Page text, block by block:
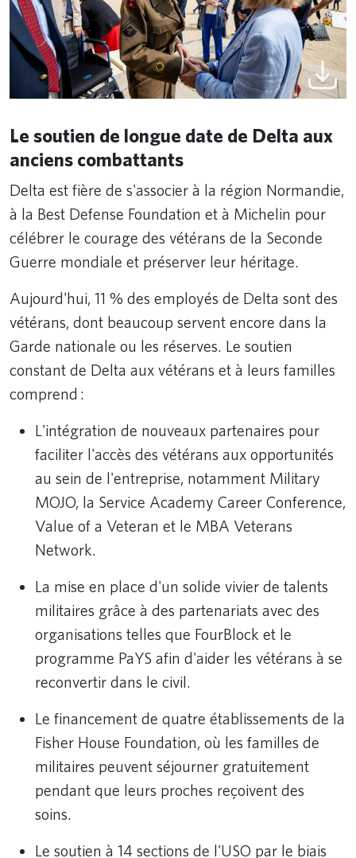
Le soutien de longue date de Delta aux
anciens combattants
Delta est fière de s'associer à la région Normandie,
à la Best Defense Foundation et à Michelin pour
célébrer le courage des vétérans de la Seconde
Guerre mondiale et préserver leur héritage.
Aujourd'hui, 11 % des employés de Delta sont des
vétérans, dont beaucoup servent encore dans la
Garde nationale ou les réserves. Le soutien
constant de Delta aux vétérans et à leurs familles
comprend :
L'intégration de nouveaux partenaires pour
faciliter l'accès des vétérans aux opportunités
au sein de l'entreprise, notamment Military
MOJO, la Service Academy Career Conference,
Value of a Veteran et le MBA Veterans
Network.
La mise en place d'un solide vivier de talents
militaires grâce à des partenariats avec des
organisations telles que FourBlock et le
programme PaYS afin d'aider les vétérans à se
reconvertir dans le civil.
Le financement de quatre établissements de la
Fisher House Foundation, où les familles de
militaires peuvent séjourner gratuitement
pendant que leurs proches reçoivent des
soins.
Le soutien à 14 sections de l'USO par le biais